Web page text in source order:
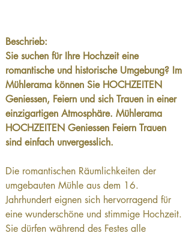
Beschrieb:
Sie suchen für Ihre Hochzeit eine
romantische und historische Umgebung? Im
Mühlerama können Sie HOCHZEITEN
Geniessen, Feiern und sich Trauen in einer
einzigartigen Atmosphäre. Mühlerama
HOCHZEITEN Geniessen Feiern Trauen
sind einfach unvergesslich.
Die romantischen Räumlichkeiten der
umgebauten Mühle aus dem 16.
Jahrhundert eignen sich hervorragend für
eine wunderschöne und stimmige Hochzeit.
Sie dürfen während des Festes alle